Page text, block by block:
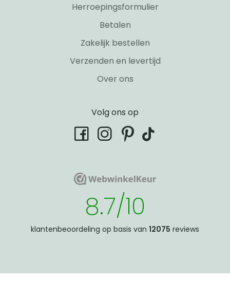
Herroepingsformulier
Betalen
Zakelijk bestellen
Verzenden en levertijd
Over ons
Volg ons op
facebookinstagram
pinterest
tiktok
WebwinkelKeurWebwinkelKeur
8.7/10
klantenbeoordeling op basis van 12075 reviews